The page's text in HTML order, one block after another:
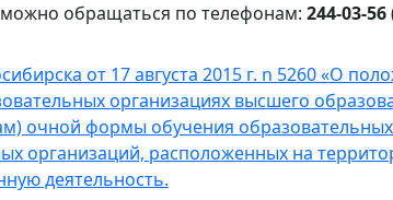
можно обращаться по телефонам: 244-03-56
от 17 августа 2015 г. n 5260 «О
организациях высшего
очной формы обучения
организаций, расположенных на
деятельность.